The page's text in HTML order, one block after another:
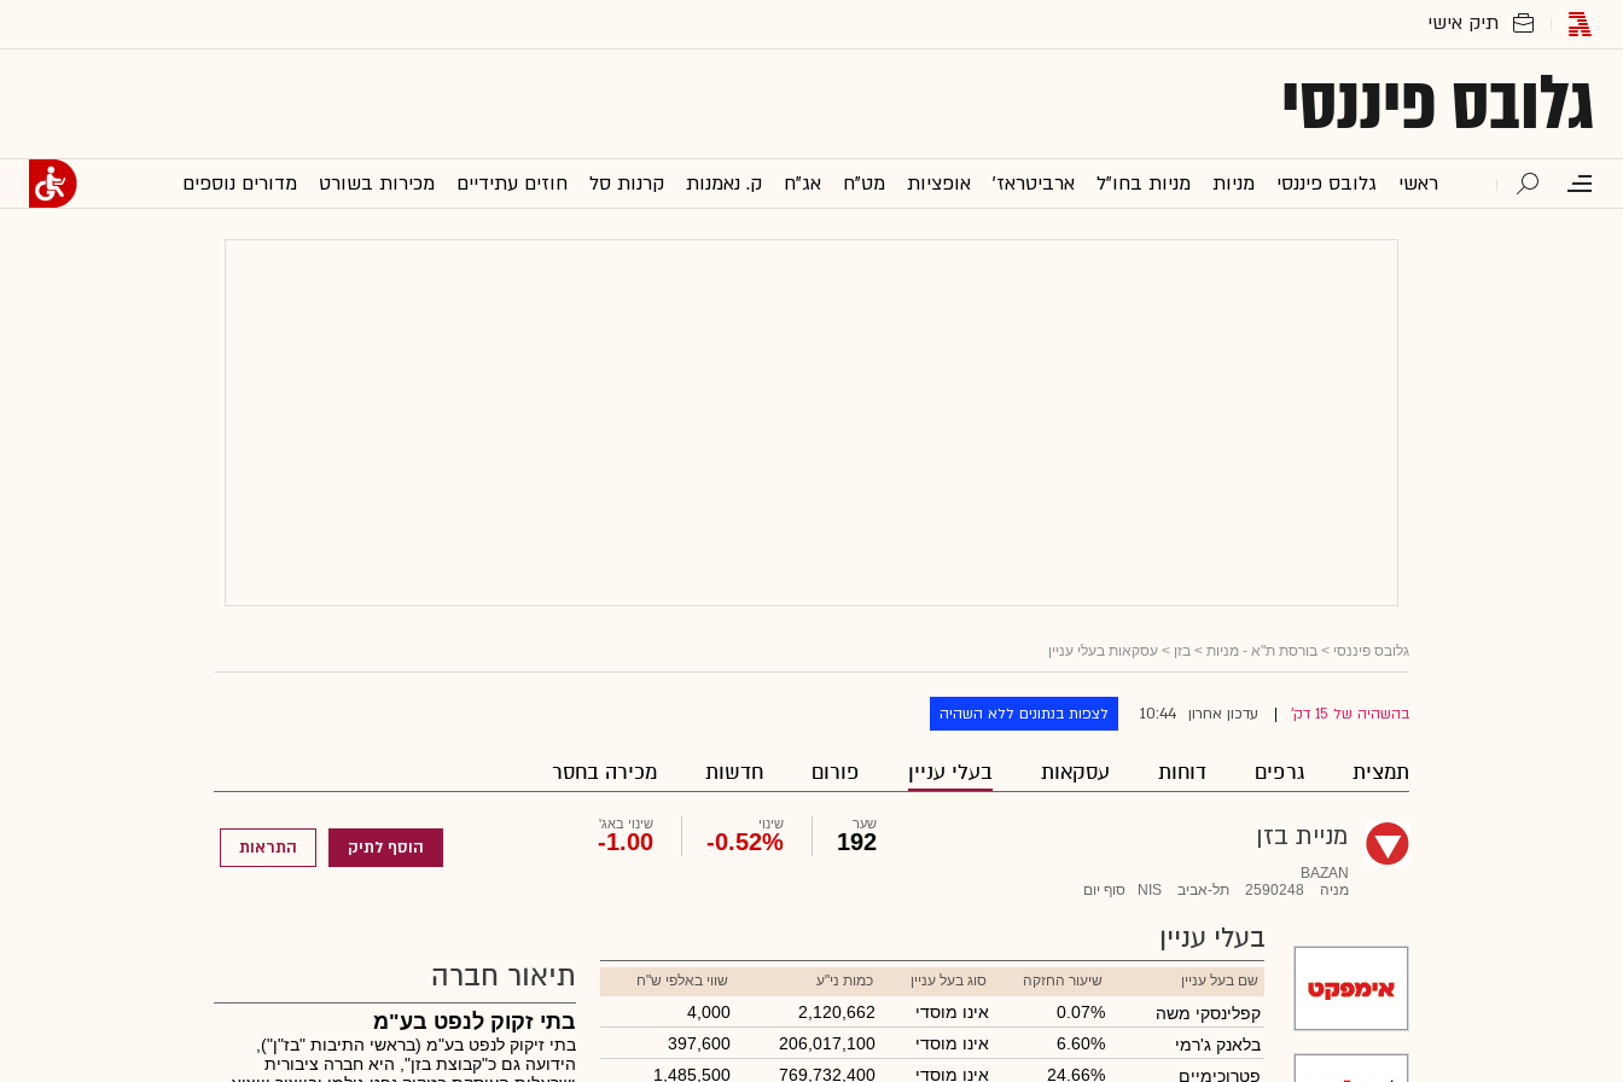
גלובס פיננסי
ראשי גלובס פיננסי מניות מניות בחו"ל ארביטראז' אופציות מט"ח אג"ח ק. נאמנות קרנות סל חוזים עתידיים מכירות בשורט מדורים נוספים
גלובס פיננסי > בורסת ת"א - מניות > בזן > עסקאות בעלי עניין
בהשהיה של 15 דק' עדכון אחרון 10:44 לצפות בנתונים ללא השהיה
תמצית גרפים דוחות עסקאות בעלי עניין פורום חדשות מכירה בחסר
מניית בזן
BAZAN
מניה
2590248 תל-אביב NIS סוף יום
שער
192
שינוי
-0.52%
שינוי באג'
-1.00 הוסף לתיק התראות
בעלי עניין
שם בעל עניין שיעור החזקה סוג בעל עניין כמות ני"ע שווי באלפי ש"ח
קפלינסקי משה 0.07% אינו מוסדי 2,120,662
4,000
בלאנק ג'רמי
6.60% אינו מוסדי 206,017,100
397,600
פטרוכימיים
24.66% אינו מוסדי 769,732,400
1,485,500
תיאור חברה
בתי זקוק לנפט בע"מ
בתי זיקוק לנפט בע"מ (בראשי התיבות "בז"ן"),
הידועה גם כ"קבוצת בזן", היא חברה ציבורית